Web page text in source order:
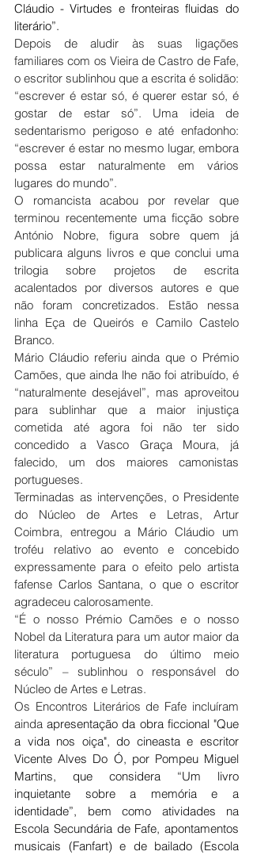
Cláudio - Virtudes e fronteiras fluidas do
literário”.
Depois de aludir às suas ligações
familiares com os Vieira de Castro de Fafe,
o escritor sublinhou que a escrita é solidão:
“escrever é estar só, é querer estar só, é
gostar de estar só”. Uma ideia de
sedentarismo perigoso e até enfadonho:
“escrever é estar no mesmo lugar, embora
possa estar naturalmente em vários
lugares do mundo”.
O romancista acabou por revelar que
terminou recentemente uma ficção sobre
António Nobre, figura sobre quem já
publicara alguns livros e que conclui uma
trilogia sobre projetos de escrita
acalentados por diversos autores e que
não foram concretizados. Estão nessa
linha Eça de Queirós e Camilo Castelo
Branco.
Mário Cláudio referiu ainda que o Prémio
Camões, que ainda lhe não foi atribuído, é
“naturalmente desejável”, mas aproveitou
para sublinhar que a maior injustiça
cometida até agora foi não ter sido
concedido a Vasco Graça Moura, já
falecido, um dos maiores camonistas
portugueses.
Terminadas as intervenções, o Presidente
do Núcleo de Artes e Letras, Artur
Coimbra, entregou a Mário Cláudio um
troféu relativo ao evento e concebido
expressamente para o efeito pelo artista
fafense Carlos Santana, o que o escritor
agradeceu calorosamente.
“É o nosso Prémio Camões e o nosso
Nobel da Literatura para um autor maior da
literatura portuguesa do último meio
século” – sublinhou o responsável do
Núcleo de Artes e Letras.
Os Encontros Literários de Fafe incluíram
ainda apresentação da obra ficcional "Que
a vida nos oiça", do cineasta e escritor
Vicente Alves Do Ó, por Pompeu Miguel
Martins, que considera “Um livro
inquietante sobre a memória e a
identidade”, bem como atividades na
Escola Secundária de Fafe, apontamentos
musicais (Fanfart) e de bailado (Escola